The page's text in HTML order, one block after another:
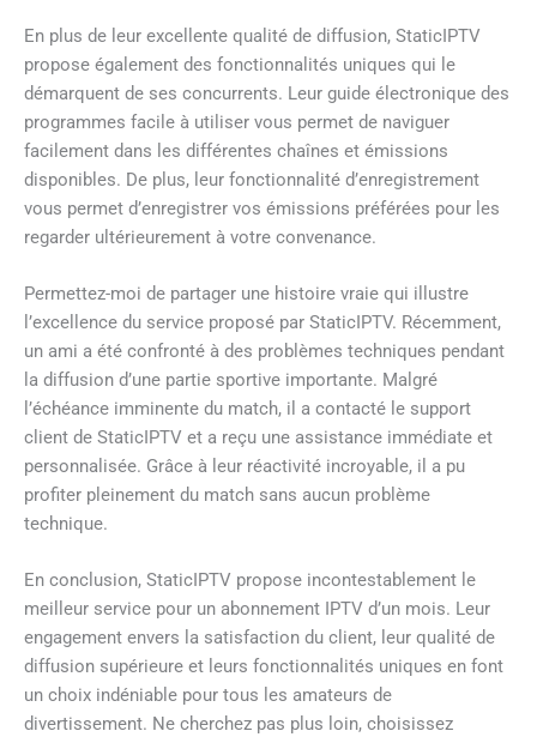
En plus de leur excellente qualité de diffusion, StaticIPTV
propose également des fonctionnalités uniques qui le
démarquent de ses concurrents. Leur guide électronique des
programmes facile à utiliser vous permet de naviguer
facilement dans les différentes chaînes et émissions
disponibles. De plus, leur fonctionnalité d’enregistrement
vous permet d’enregistrer vos émissions préférées pour les
regarder ultérieurement à votre convenance.
Permettez-moi de partager une histoire vraie qui illustre
l’excellence du service proposé par StaticIPTV. Récemment,
un ami a été confronté à des problèmes techniques pendant
la diffusion d’une partie sportive importante. Malgré
l’échéance imminente du match, il a contacté le support
client de StaticIPTV et a reçu une assistance immédiate et
personnalisée. Grâce à leur réactivité incroyable, il a pu
profiter pleinement du match sans aucun problème
technique.
En conclusion, StaticIPTV propose incontestablement le
meilleur service pour un abonnement IPTV d’un mois. Leur
engagement envers la satisfaction du client, leur qualité de
diffusion supérieure et leurs fonctionnalités uniques en font
un choix indéniable pour tous les amateurs de
divertissement. Ne cherchez pas plus loin, choisissez